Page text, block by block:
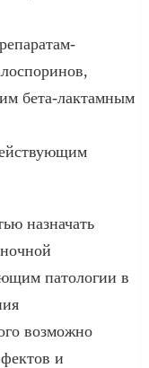
бета-лактамным
назначать
патологии в
возможно
и